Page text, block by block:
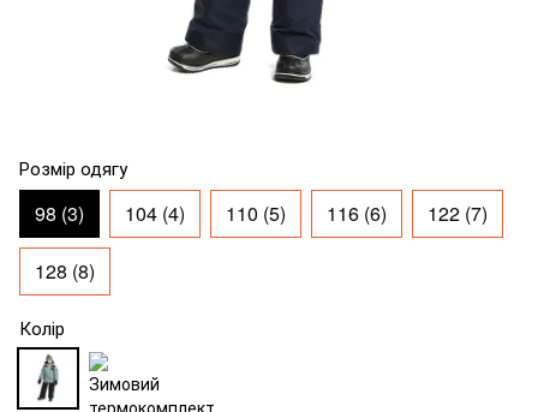
Розмір одягу
98 (3) 104 (4) 110 (5) 116 (6) 122 (7)
128 (8)
Колір